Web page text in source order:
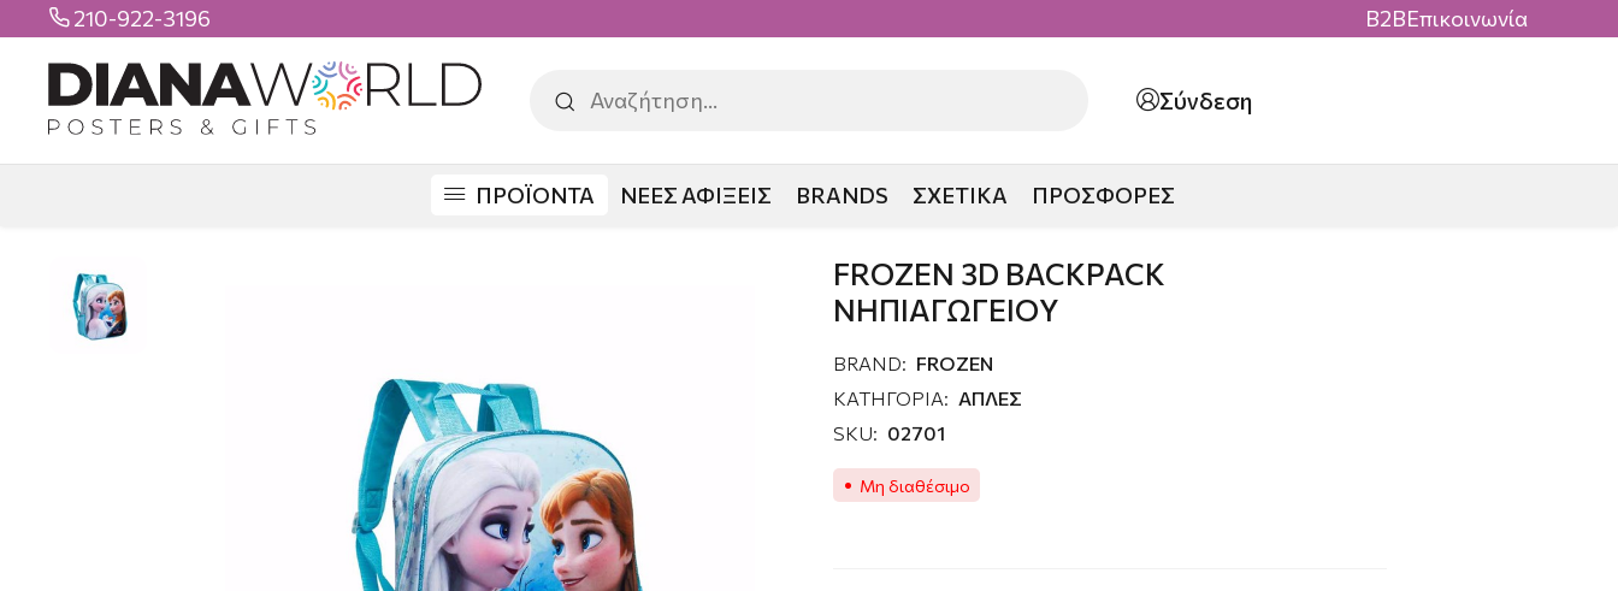
 210-922-3196 B2BΕπικοινωνία
Σύνδεση
ΠΡΟΪΟΝΤΑ ΝΕΕΣ ΑΦΙΞΕΙΣ BRANDS ΣΧΕΤΙΚΑ ΠΡΟΣΦΟΡΕΣ
FROZEN 3D BACKPACK
ΝΗΠΙΑΓΩΓΕΙΟY
BRAND: FROZEN
ΚΑΤΗΓΟΡΙΑ: ΑΠΛΕΣ
SKU: 02701
Μη διαθέσιμο